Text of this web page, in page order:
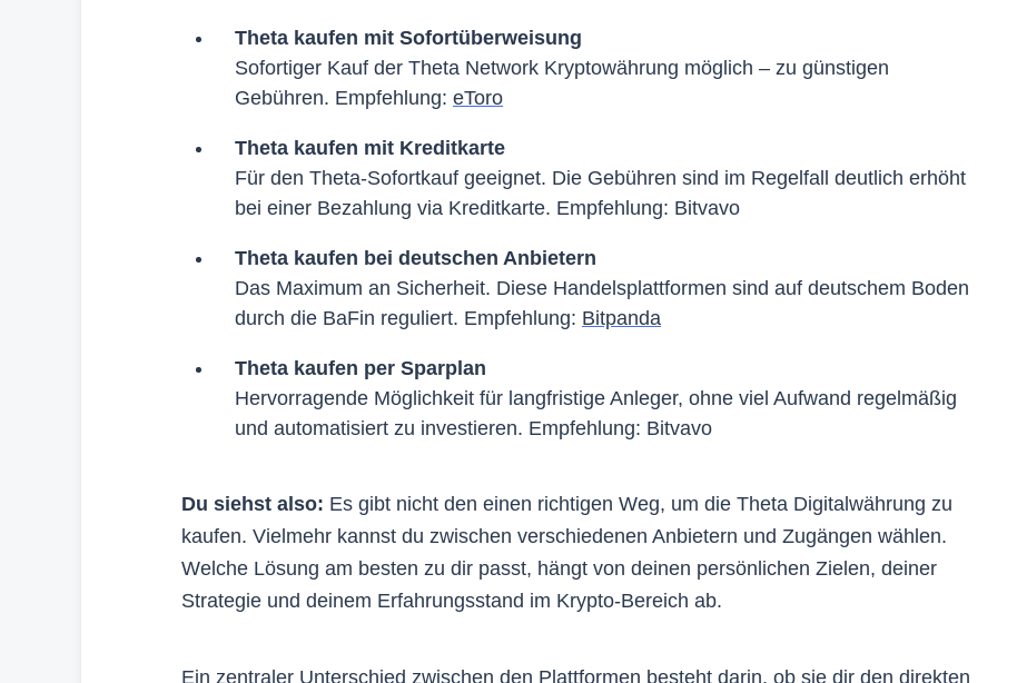
Theta kaufen mit Sofortüberweisung
Sofortiger Kauf der Theta Network Kryptowährung möglich – zu günstigen
Gebühren. Empfehlung: eToro
Theta kaufen mit Kreditkarte
Für den Theta-Sofortkauf geeignet. Die Gebühren sind im Regelfall deutlich erhöht
bei einer Bezahlung via Kreditkarte. Empfehlung: Bitvavo
Theta kaufen bei deutschen Anbietern
Das Maximum an Sicherheit. Diese Handelsplattformen sind auf deutschem Boden
durch die BaFin reguliert. Empfehlung: Bitpanda
Theta kaufen per Sparplan
Hervorragende Möglichkeit für langfristige Anleger, ohne viel Aufwand regelmäßig
und automatisiert zu investieren. Empfehlung: Bitvavo
Du siehst also: Es gibt nicht den einen richtigen Weg, um die Theta Digitalwährung zu
kaufen. Vielmehr kannst du zwischen verschiedenen Anbietern und Zugängen wählen.
Welche Lösung am besten zu dir passt, hängt von deinen persönlichen Zielen, deiner
Strategie und deinem Erfahrungsstand im Krypto-Bereich ab.
Ein zentraler Unterschied zwischen den Plattformen besteht darin, ob sie dir den direkten